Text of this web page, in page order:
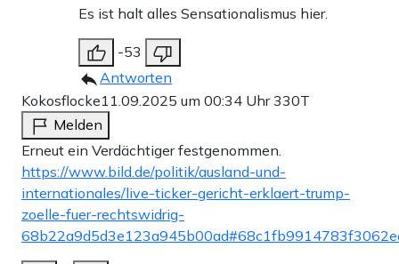
Es ist halt alles Sensationalismus hier.
-53
Antworten
Kokosflocke11.09.2025 um 00:34 Uhr330T
Melden
Erneut ein Verdächtiger festgenommen.
https://www.bild.de/politik/ausland-und-
internationales/live-ticker-gericht-erklaert-trump-
zoelle-fuer-rechtswidrig-